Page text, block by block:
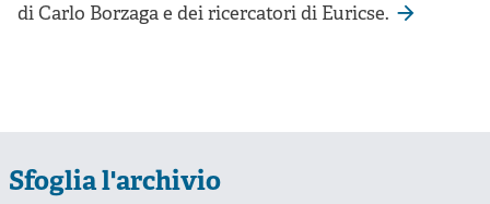
di Carlo Borzaga e dei ricercatori di Euricse.
Sfoglia l'archivio